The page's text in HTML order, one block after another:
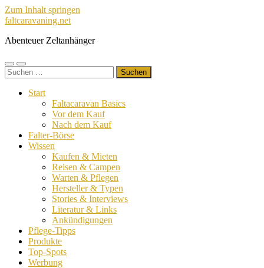
Zum Inhalt springen
faltcaravaning.net
Abenteuer Zeltanhänger
Mobile-
Menü
Suchfeld
ein-/ausblenden
Suchen
nach:
Start
Faltacaravan Basics
Vor dem Kauf
Nach dem Kauf
Falter-Börse
Wissen
Kaufen & Mieten
Reisen & Campen
Warten & Pflegen
Hersteller & Typen
Stories & Interviews
Literatur & Links
Ankündigungen
Pflege-Tipps
Produkte
Top-Spots
Werbung